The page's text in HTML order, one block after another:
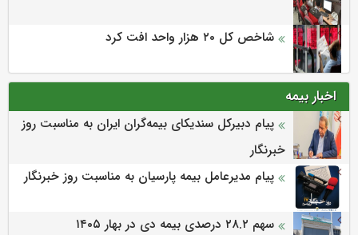
شاخص کل ۲۰ هزار واحد افت کرد
اخبار بیمه
پیام دبیرکل سندیکای بیمه‌گران ایران به مناسبت روز
خبرنگار
پیام مدیرعامل بیمه پارسیان به مناسبت روز خبرنگار
سهم ۲۸.۲ درصدی بیمه دی در بهار ۱۴۰۵